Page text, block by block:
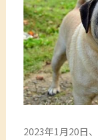
2023年1月20日